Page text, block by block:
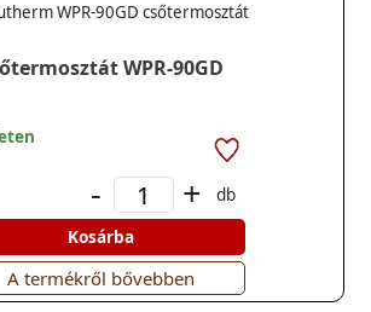
WPR-90GD
WPR-90GD csőtermosztát
- +
db
Kosárba
A termékről bővebben